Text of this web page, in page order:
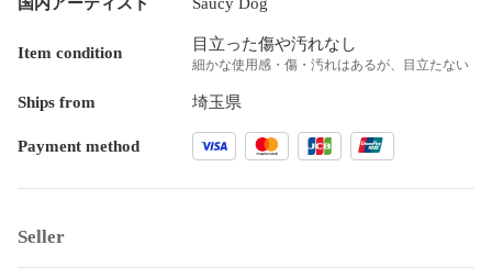
Item condition 目立った傷や汚れなし
細かな使用感・傷・汚れはあるが、目立たない
Ships from 埼玉県
Payment method
Seller